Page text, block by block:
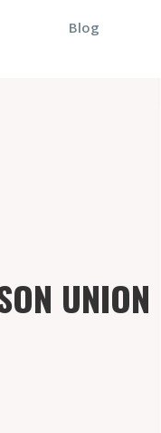
Blog
UNION